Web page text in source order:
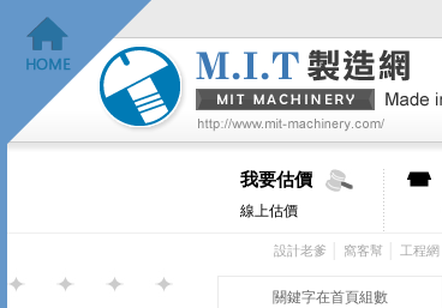
我要估價
線上估價
設計老爹 窩客幫 工程網
關鍵字在首頁組數